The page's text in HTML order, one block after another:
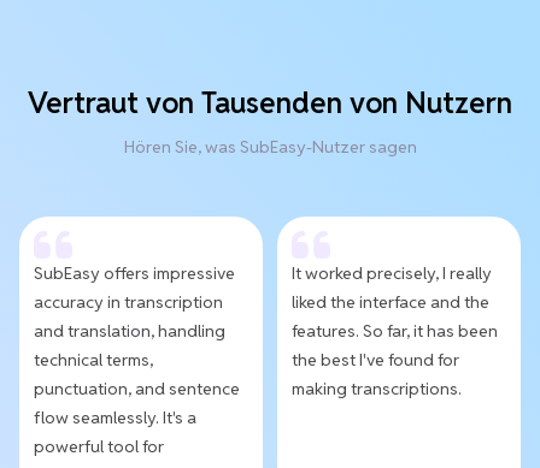
Vertraut von Tausenden von Nutzern
Hören Sie, was SubEasy-Nutzer sagen
SubEasy offers impressive
accuracy in transcription
and translation, handling
technical terms,
punctuation, and sentence
flow seamlessly. It's a
powerful tool for
It worked precisely, I really
liked the interface and the
features. So far, it has been
the best I've found for
making transcriptions.